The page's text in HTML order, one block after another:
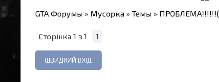
GTA Форумы » Мусорка » Темы »
Сторінка 1 з 1 1